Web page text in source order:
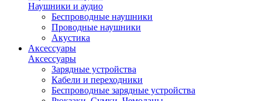
Наушники и аудио
Беспроводные наушники
Проводные наушники
Акустика
Аксессуары
Аксессуары
Зарядные устройства
Кабели и переходники
Беспроводные зарядные устройства